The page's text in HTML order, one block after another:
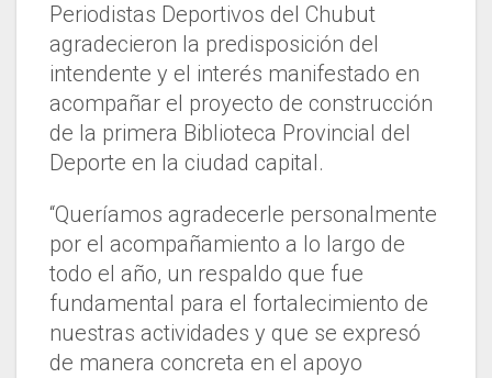
Periodistas Deportivos del Chubut
agradecieron la predisposición del
intendente y el interés manifestado en
acompañar el proyecto de construcción
de la primera Biblioteca Provincial del
Deporte en la ciudad capital.
“Queríamos agradecerle personalmente
por el acompañamiento a lo largo de
todo el año, un respaldo que fue
fundamental para el fortalecimiento de
nuestras actividades y que se expresó
de manera concreta en el apoyo